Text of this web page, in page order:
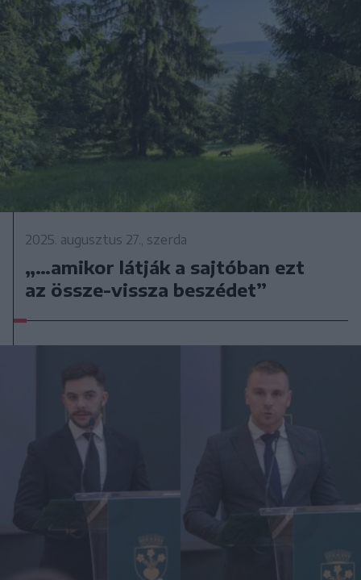
2025. augusztus 27., szerda
„…amikor látják a sajtóban ezt
az össze-vissza beszédet”